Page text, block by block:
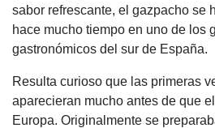
sabor refrescante, el gazpacho se
hace mucho tiempo en uno de los
gastronómicos del sur de España.
Resulta curioso que las primeras
aparecieran mucho antes de que
Europa. Originalmente se